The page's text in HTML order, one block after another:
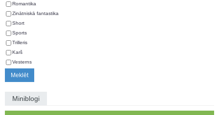
Romantika
Zinātniskā fantastika
Short
Sports
Trilleris
Karš
Vesterns
Miniblogi